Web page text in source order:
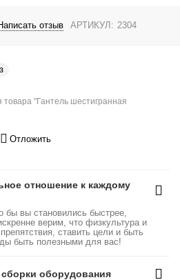
отзыв АРТИКУЛ: 2304
"Гантель шестигранная
Отложить
отношение к каждому
бы вы становились быстрее,
верим, что физкультура и
ставить цели и быть
быть полезными для вас!
оборудования